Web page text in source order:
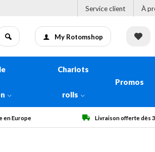
Service client À
My Rotomshop
Chariots
rolls
Promos
dès 300 € HT